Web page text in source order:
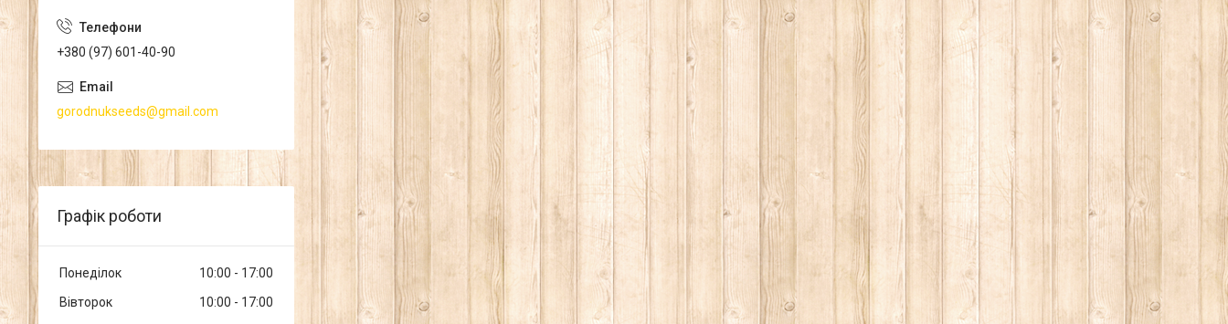
+380 (97) 601-40-90
gorodnukseeds@gmail.com
Графік роботи
Понеділок 10:00
17:00
Вівторок
10:00
17:00